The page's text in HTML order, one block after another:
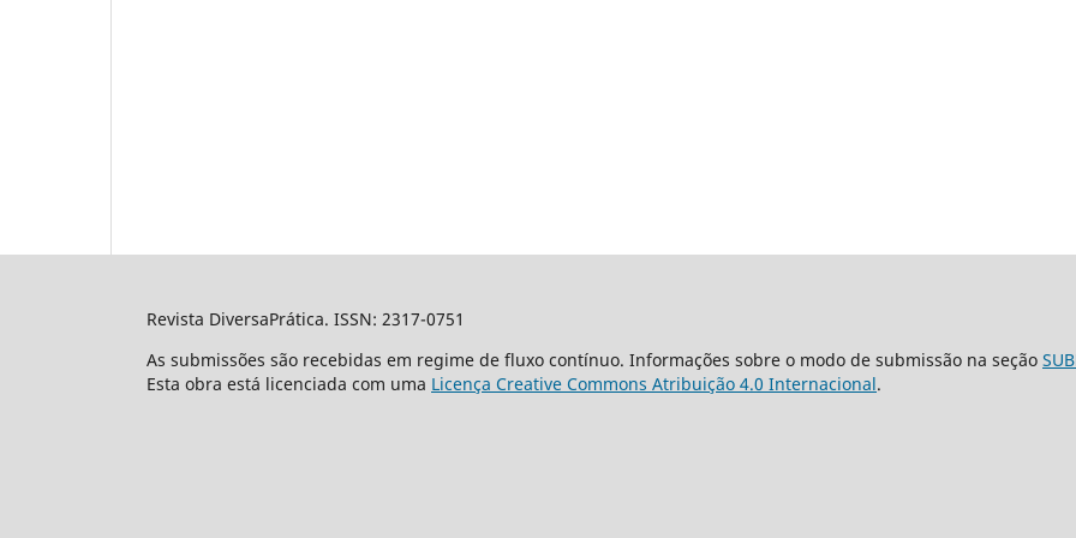
Revista DiversaPrática. ISSN: 2317-0751
As submissões são recebidas em regime de fluxo contínuo. Informações sobre o modo de submissão na seção
Esta obra está licenciada com uma Licença Creative Commons Atribuição 4.0 Internacional.